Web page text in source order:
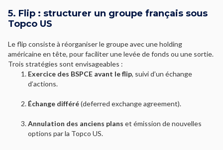
5. Flip : structurer un groupe français sous
Topco US
Le flip consiste à réorganiser le groupe avec une holding
américaine en tête, pour faciliter une levée de fonds ou une sortie.
Trois stratégies sont envisageables :
Exercice des BSPCE avant le flip, suivi d’un échange
d’actions.
Échange différé(deferred exchange agreement).
Annulation des anciens plans et émission de nouvelles
options par la Topco US.